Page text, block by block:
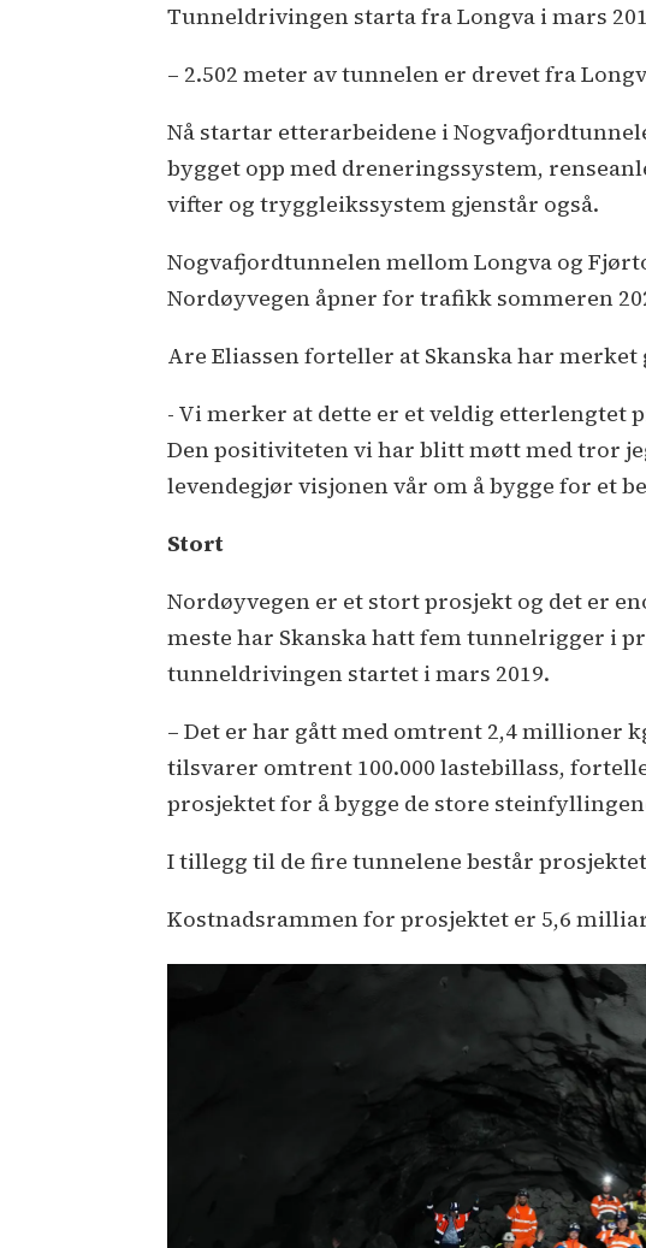
Tunneldrivingen starta fra Longva i mars
– 2.502 meter av tunnelen er drevet fra
Nå startar etterarbeidene i
bygget opp med dreneringssystem,
vifter og tryggleikssystem gjenstår også.
Nogvafjordtunnelen mellom Longva og
Nordøyvegen åpner for trafikk sommeren
Are Eliassen forteller at Skanska har
- Vi merker at dette er et veldig
Den positiviteten vi har blitt møtt med tror
levendegjør visjonen vår om å bygge for et
Stort
Nordøyvegen er et stort prosjekt og det er
meste har Skanska hatt fem tunnelrigger i
tunneldrivingen startet i mars 2019.
– Det er har gått med omtrent 2,4 millioner
tilsvarer omtrent 100.000 lastebillass,
prosjektet for å bygge de store
I tillegg til de fire tunnelene består
Kostnadsrammen for prosjektet er 5,6